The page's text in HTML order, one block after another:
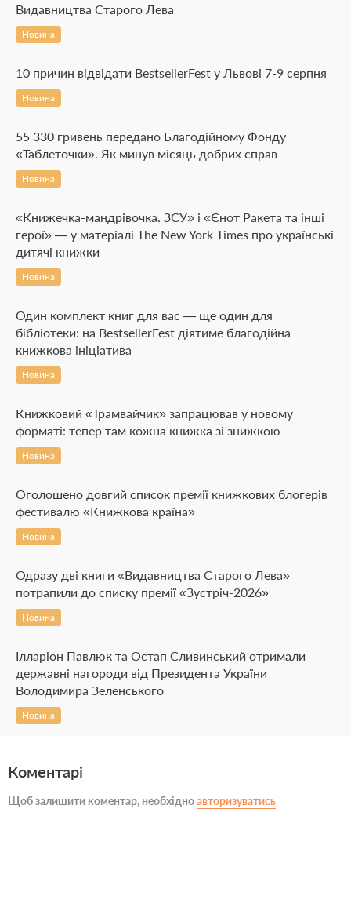
Видавництва Старого Лева
Новина
10 причин відвідати BestsellerFest у Львові 7-9 серпня
Новина
55 330 гривень передано Благодійному Фонду
«Таблеточки». Як минув місяць добрих справ
Новина
«Книжечка-мандрівочка. ЗСУ» і «Єнот Ракета та інші
герої» — у матеріалі The New York Times про українські
дитячі книжки
Новина
Один комплект книг для вас — ще один для
бібліотеки: на BestsellerFest діятиме благодійна
книжкова ініціатива
Новина
Книжковий «Трамвайчик» запрацював у новому
форматі: тепер там кожна книжка зі знижкою
Новина
Оголошено довгий список премії книжкових блогерів
фестивалю «Книжкова країна»
Новина
Одразу дві книги «Видавництва Старого Лева»
потрапили до списку премії «Зустріч-2026»
Новина
Ілларіон Павлюк та Остап Сливинський отримали
державні нагороди від Президента України
Володимира Зеленського
Новина
Коментарі
Щоб залишити коментар, необхідноавторизуватись